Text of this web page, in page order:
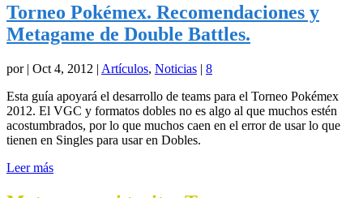
Torneo Pokémex. Recomendaciones y
Metagame de Double Battles.
por | Oct 4, 2012 | Artículos, Noticias | 8
Esta guía apoyará el desarrollo de teams para el Torneo Pokémex
2012. El VGC y formatos dobles no es algo al que muchos estén
acostumbrados, por lo que muchos caen en el error de usar lo que
tienen en Singles para usar en Dobles.
Leer más